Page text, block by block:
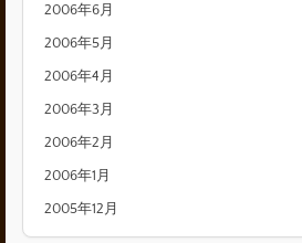
2006年6月
2006年5月
2006年4月
2006年3月
2006年2月
2006年1月
2005年12月